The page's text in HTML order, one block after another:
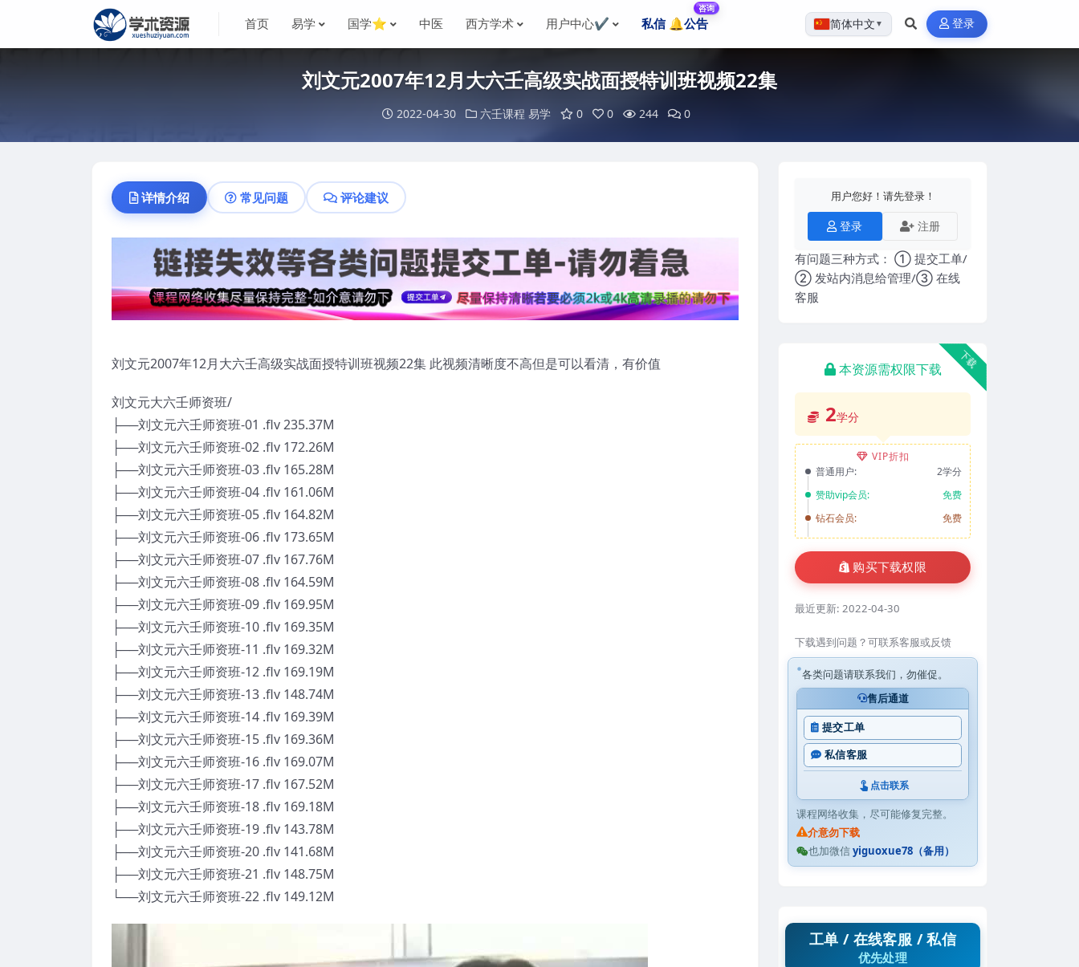
首页 易学 国学⭐ 中医 西方学术 用户中心✔️ 私信 🔔公告
咨询
简体中文 ▼ 登录
刘文元2007年12月大六壬高级实战面授特训班视频22集
2022-04-30 六壬课程 易学 0 0 244 0
详情介绍 常见问题 评论建议
刘文元2007年12月大六壬高级实战面授特训班视频22集 此视频清晰度不高但是可以看清，有价值
刘文元大六壬师资班/
├──刘文元六壬师资班-01 .flv 235.37M
├──刘文元六壬师资班-02 .flv 172.26M
├──刘文元六壬师资班-03 .flv 165.28M
├──刘文元六壬师资班-04 .flv 161.06M
├──刘文元六壬师资班-05 .flv 164.82M
├──刘文元六壬师资班-06 .flv 173.65M
├──刘文元六壬师资班-07 .flv 167.76M
├──刘文元六壬师资班-08 .flv 164.59M
├──刘文元六壬师资班-09 .flv 169.95M
├──刘文元六壬师资班-10 .flv 169.35M
├──刘文元六壬师资班-11 .flv 169.32M
├──刘文元六壬师资班-12 .flv 169.19M
├──刘文元六壬师资班-13 .flv 148.74M
├──刘文元六壬师资班-14 .flv 169.39M
├──刘文元六壬师资班-15 .flv 169.36M
├──刘文元六壬师资班-16 .flv 169.07M
├──刘文元六壬师资班-17 .flv 167.52M
├──刘文元六壬师资班-18 .flv 169.18M
├──刘文元六壬师资班-19 .flv 143.78M
├──刘文元六壬师资班-20 .flv 141.68M
├──刘文元六壬师资班-21 .flv 148.75M
└──刘文元六壬师资班-22 .flv 149.12M
用户您好！请先登录！
登录 注册
有问题三种方式： ① 提交工单/
② 发站内消息给管理/③ 在线
客服
下载
本资源需权限下载
2学分
VIP折扣
普通用户:
2学分
赞助vip会员:
免费
钻石会员:
免费
购买下载权限
最近更新: 2022-04-30
下载遇到问题？可联系客服或反馈
各类问题请联系我们，勿催促。
售后通道
提交工单
私信客服
点击联系
课程网络收集，尽可能修复完整。
介意勿下载
也加微信yiguoxue78（备用）
工单 / 在线客服 / 私信
优先处理